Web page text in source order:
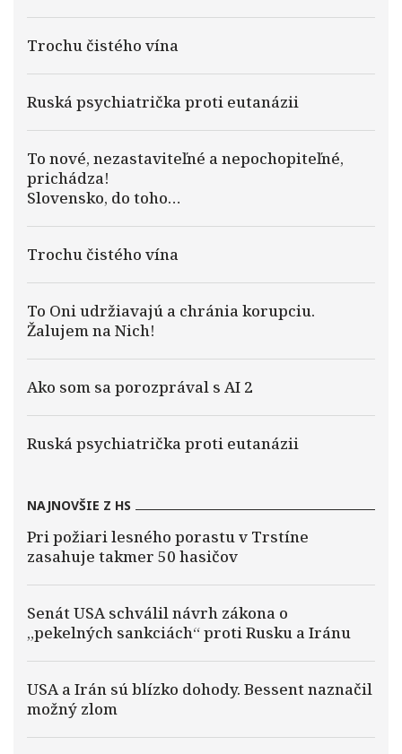
Trochu čistého vína
Ruská psychiatrička proti eutanázii
To nové, nezastaviteľné a nepochopiteľné,
prichádza!
Slovensko, do toho…
Trochu čistého vína
To Oni udržiavajú a chránia korupciu.
Žalujem na Nich!
Ako som sa porozprával s AI 2
Ruská psychiatrička proti eutanázii
NAJNOVŠIE Z HS
Pri požiari lesného porastu v Trstíne
zasahuje takmer 50 hasičov
Senát USA schválil návrh zákona o
„pekelných sankciách“ proti Rusku a Iránu
USA a Irán sú blízko dohody. Bessent naznačil
možný zlom